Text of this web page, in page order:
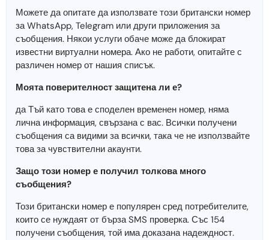
Можете да опитате да използвате този британски номер
за WhatsApp, Telegram или други приложения за
съобщения. Някои услуги обаче може да блокират
известни виртуални номера. Ако не работи, опитайте с
различен номер от нашия списък.
Моята поверителност защитена ли е?
да Тъй като това е споделен временен номер, няма
лична информация, свързана с вас. Всички получени
съобщения са видими за всички, така че не използвайте
това за чувствителни акаунти.
Защо този номер е получил толкова много
съобщения?
Този британски номер е популярен сред потребителите,
които се нуждаят от бърза SMS проверка. Със 154
получени съобщения, той има доказана надеждност.